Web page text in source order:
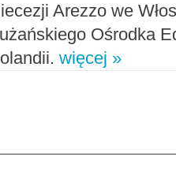
Arezzo we
Ośrodka
więcej »